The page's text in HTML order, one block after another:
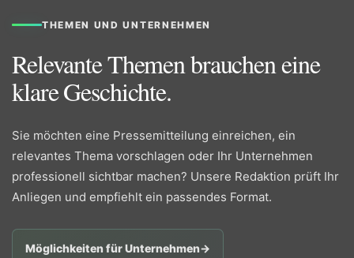
THEMEN UND UNTERNEHMEN
Relevante Themen brauchen eine
klare Geschichte.
Sie möchten eine Pressemitteilung einreichen, ein
relevantes Thema vorschlagen oder Ihr Unternehmen
professionell sichtbar machen? Unsere Redaktion prüft Ihr
Anliegen und empfiehlt ein passendes Format.
Möglichkeiten für Unternehmen→